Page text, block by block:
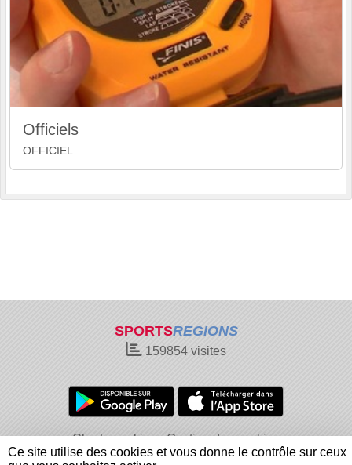
Officiels
OFFICIEL
SPORTSREGIONS
159854 visites
Charte cookies
Gestion des cookies
Informations légales
Signaler un contenu inapproprié
Ce site utilise des cookies et vous donne le contrôle sur ceux